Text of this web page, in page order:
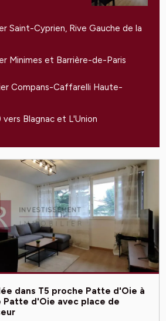
Saint-Cyprien, Rive Gauche de la
Minimes et Barrière-de-Paris
Compans-Caffarelli Haute-
vers Blagnac et L'Union
dans T5 proche Patte d'Oie à
Patte d'Oie avec place de